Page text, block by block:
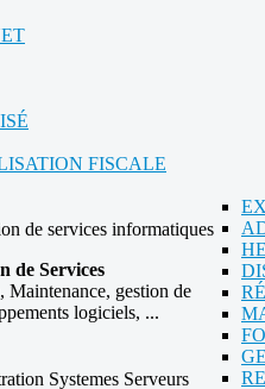
FISCALE
de Services
Maintenance, gestion de
logiciels, ...